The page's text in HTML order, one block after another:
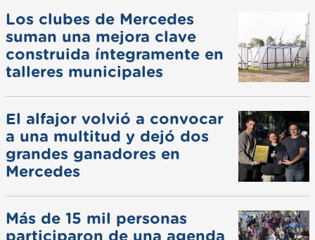
Los clubes de Mercedes
suman una mejora clave
construida íntegramente en
talleres municipales
El alfajor volvió a convocar
a una multitud y dejó dos
grandes ganadores en
Mercedes
Más de 15 mil personas
participaron de una agenda